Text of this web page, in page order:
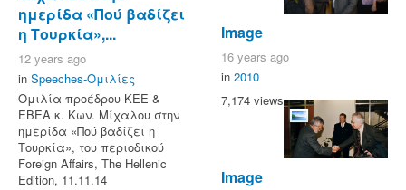
ημερίδα «Πού βαδίζει
η Τουρκία»,...
12 years ago
in Speeches-Ομιλίες
Ομιλία προέδρου ΚΕΕ &
ΕΒΕΑ κ. Κων. Μίχαλου στην
ημερίδα «Πού βαδίζει η
Τουρκία», του περιοδικού
Foreign Affairs, The Hellenic
Edition, 11.11.14
Image
16 years ago
in 2010
7,174 views
Image